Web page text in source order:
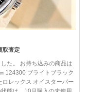
取査定
商品は
124300 ブライトブラック